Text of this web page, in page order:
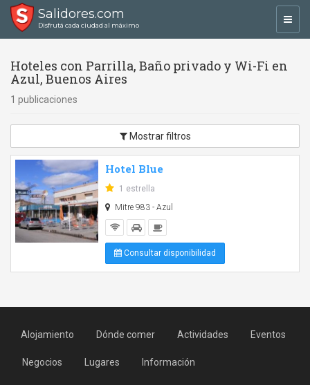
Salidores.com
Disfrutá cada ciudad al máximo
Hoteles con Parrilla, Baño privado y Wi-Fi en
Azul, Buenos Aires
1 publicaciones
Mostrar filtros
Hotel Blue
1 estrella
Mitre 983 - Azul
Consultar disponibilidad
Alojamiento Dónde comer Actividades Eventos
Negocios Lugares Información